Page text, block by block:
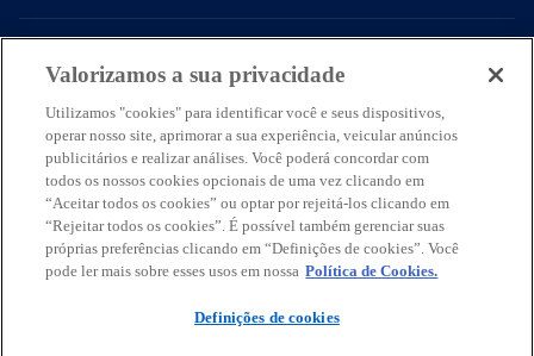
Sobre a KPMG
Serviços
a
b
r
e
m
a
b
r
e
m
a
b
r
e
m
a
b
r
e
a
b
r
e
Termos de usoPrivacidadeAcessibilidadeAjudaGlossário
brasileira, de responsabilidade limitada e firma-membro da
Valorizamos a sua privacidade
Utilizamos "cookies" para identificar você e seus dispositivos,
operar nosso site, aprimorar a sua experiência, veicular anúncios
publicitários e realizar análises. Você poderá concordar com
todos os nossos cookies opcionais de uma vez clicando em
“Aceitar todos os cookies” ou optar por rejeitá-los clicando em
“Rejeitar todos os cookies”. É possível também gerenciar suas
próprias preferências clicando em “Definições de cookies”. Você
pode ler mais sobre esses usos em nossa Política de Cookies.
Definições de cookies